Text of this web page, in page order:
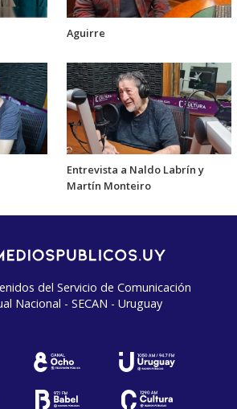
Aguirre
Entrevista a Naldo Labrín y
Martín Monteiro
del Servicio de Comunicación
Nacional - SECAN - Uruguay